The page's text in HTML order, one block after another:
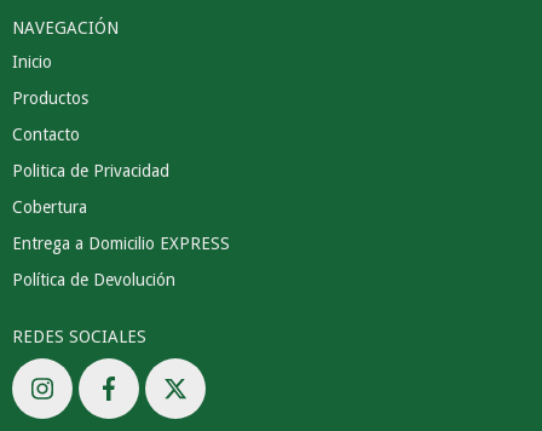
NAVEGACIÓN
Inicio
Productos
Contacto
Politica de Privacidad
Cobertura
Entrega a Domicilio EXPRESS
Política de Devolución
REDES SOCIALES